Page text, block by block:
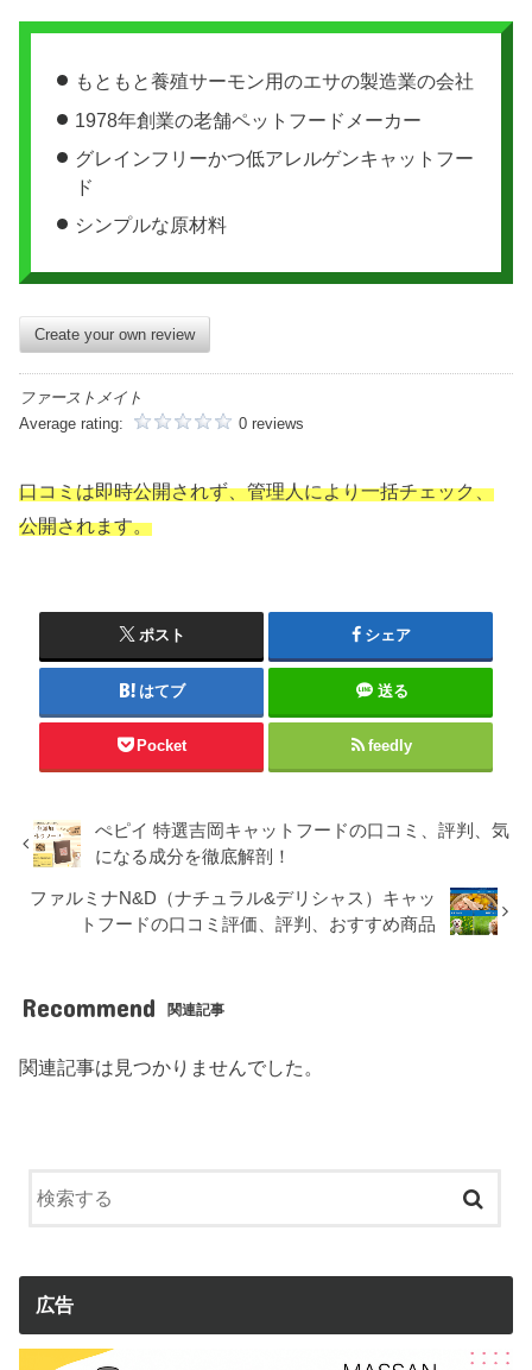
もともと養殖サーモン用のエサの製造業の会社
1978年創業の老舗ペットフードメーカー
グレインフリーかつ低アレルゲンキャットフー
ド
シンプルな原材料
Create your own review
ファーストメイト
Average rating:
0 reviews
口コミは即時公開されず、管理人により一括チェック、
公開されます。
ポスト シェア
はてブ 送る
Pocket feedly
ぺピイ 特選吉岡キャットフードの口コミ、評判、気
になる成分を徹底解剖！
ファルミナN&D（ナチュラル&デリシャス）キャッ
トフードの口コミ評価、評判、おすすめ商品
Recommend 関連記事
関連記事は見つかりませんでした。
広告